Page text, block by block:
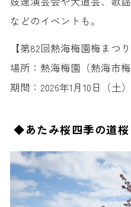
などのイベントも。
【第82回熱海梅園梅まつり
場所：熱海梅園（熱海市梅
期間：2026年1月10日（土
◆あたみ桜四季の道桜